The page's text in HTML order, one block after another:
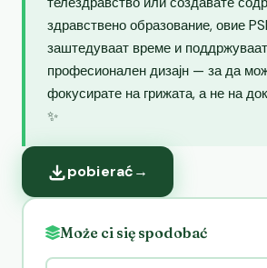
здравствено образование, овие
заштедуваат време и
професионален дизајн — за да
фокусирате на грижата, а не на
✨
pobierać→
Może ci się spodobać